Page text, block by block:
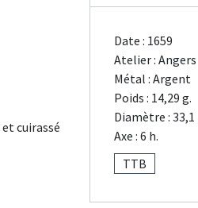
cuirassé
Date : 1659
Atelier : Angers
Métal : Argent
Poids : 14,29 g.
Diamètre : 33,1
Axe : 6 h.
TTB